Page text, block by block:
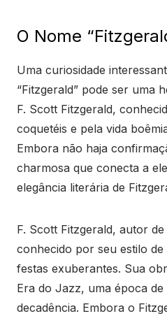
O Nome
Uma curiosidade
“Fitzgerald” pode ser uma
F. Scott Fitzgerald,
coquetéis e pela vida
Embora não haja
charmosa que conecta a
elegância literária de
F. Scott Fitzgerald, autor de
conhecido por seu estilo
festas exuberantes. Sua
Era do Jazz, uma época de
decadência. Embora o